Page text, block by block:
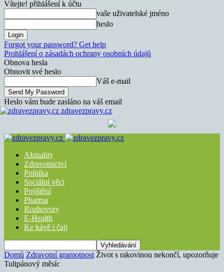
Vítejte! přihlášení k účtu
vaše uživatelské jméno
heslo
Forgot your password? Get help
Prohlášení o zásadách ochrany osobních údajů
Obnova hesla
Obnovit své heslo
Váš e-mail
Heslo vám bude zasláno na váš email
zdravezpravy.cz
Aktuality
Zdravotnictví
Politika
Sociální věci
Pojištění
Pharma
Rozhovory
E-Health
Ke kávě i čaji
Domů Zdravotní gramotnost Život s rakovinou nekončí, upozorňuje
Tulipánový měsíc